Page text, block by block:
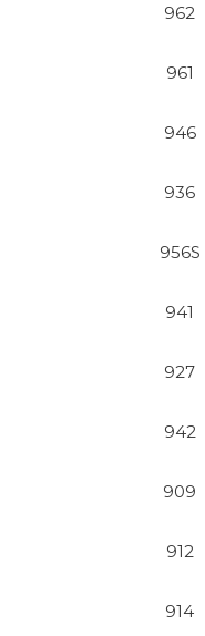
962
961
946
936
956S
941
927
942
909
912
914